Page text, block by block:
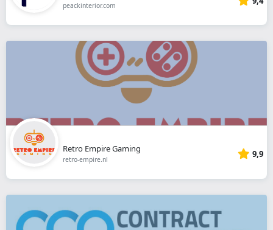
peackinterior.com
Retro Empire Gaming
retro-empire.nl 9,9